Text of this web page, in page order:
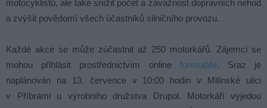
motocyklistů, ale také snížit počet a závažnost dopravních nehod
a zvýšit povědomí všech účastníků silničního provozu.
Každé akce se může zúčastnit až 250 motorkářů. Zájemci se
mohou přihlásit prostřednictvím online formuláře. Sraz je
naplánován na 13. července v 10:00 hodin v Milínské ulici
v Příbrami u výrobního družstva Drupol. Motorkáři vyjedou